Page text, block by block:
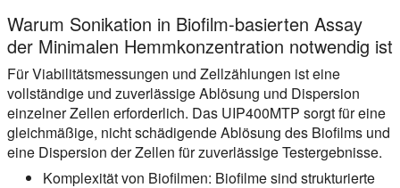
Warum Sonikation in Biofilm-basierten Assay
der Minimalen Hemmkonzentration notwendig ist
Für Viabilitätsmessungen und Zellzählungen ist eine
vollständige und zuverlässige Ablösung und Dispersion
einzelner Zellen erforderlich. Das UIP400MTP sorgt für eine
gleichmäßige, nicht schädigende Ablösung des Biofilms und
eine Dispersion der Zellen für zuverlässige Testergebnisse.
Komplexität von Biofilmen: Biofilme sind strukturierte